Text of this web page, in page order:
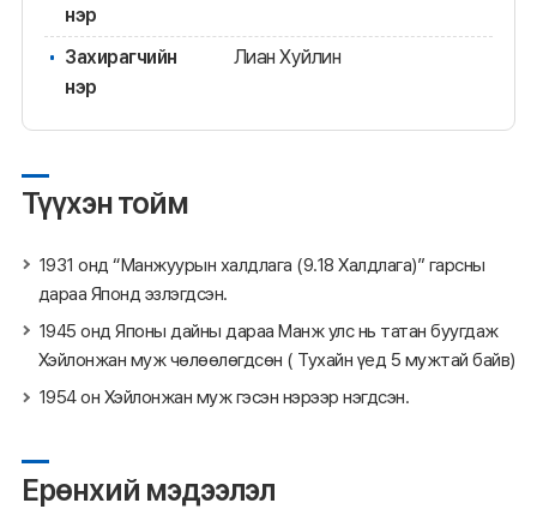
нэр
Захирагчийн
нэр
Лиан Хуйлин
Түүхэн тойм
1931 онд “Манжуурын халдлага (9.18 Халдлага)” гарсны
дараа Японд эзлэгдсэн.
1945 онд Японы дайны дараа Манж улс нь татан буугдаж
Хэйлонжан муж чөлөөлөгдсөн ( Тухайн үед 5 мужтай байв)
1954 он Хэйлонжан муж гэсэн нэрээр нэгдсэн.
Ерөнхий мэдээлэл